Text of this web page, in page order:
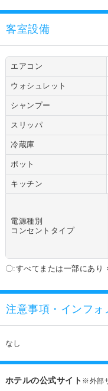
客室設備
エアコン
ウォシュレット
シャンプー
スリッパ
冷蔵庫
ポット
キッチン
電源種別
コンセントタイプ
〇:すべてまたは一部にあり
注意事項・インフォ
なし
ホテルの公式サイト ※外部